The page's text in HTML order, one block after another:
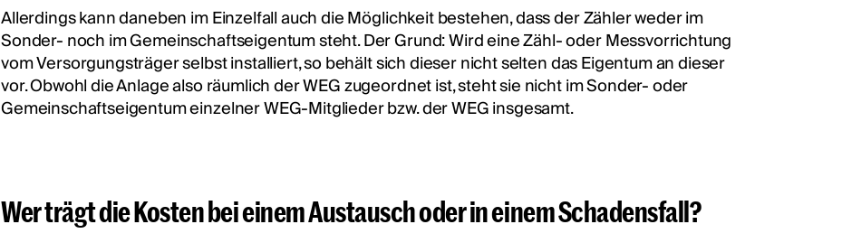
Allerdings kann daneben im Einzelfall auch die Möglichkeit bestehen, dass der Zähler weder im
Sonder- noch im Gemeinschaftseigentum steht. Der Grund: Wird eine Zähl- oder Messvorrichtung
vom Versorgungsträger selbst installiert, so behält sich dieser nicht selten das Eigentum an dieser
vor. Obwohl die Anlage also räumlich der WEG zugeordnet ist, steht sie nicht im Sonder- oder
Gemeinschaftseigentum einzelner WEG-Mitglieder bzw. der WEG insgesamt.
Wer trägt die Kosten bei einem Austausch oder in einem Schadensfall?